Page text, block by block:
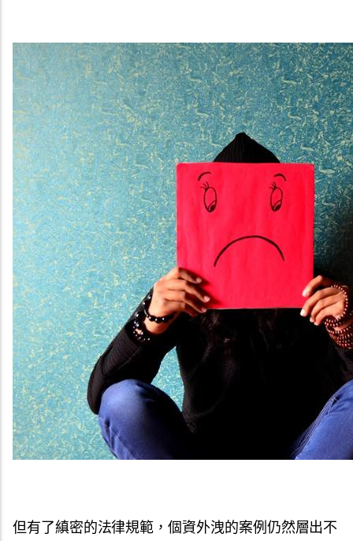
但有了縝密的法律規範，個資外洩的案例仍然層出不